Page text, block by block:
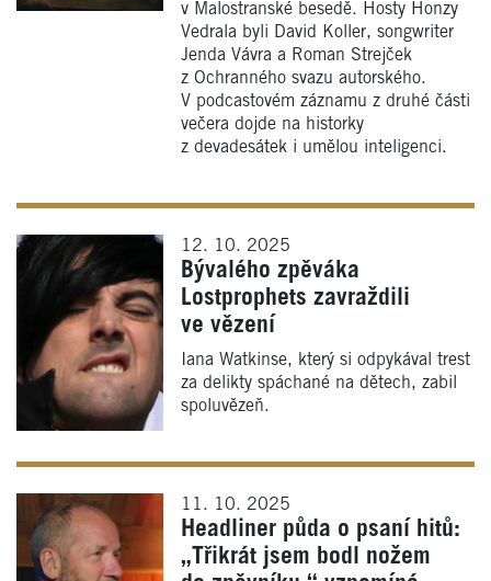
v Malostranské besedě. Hosty Honzy
Vedrala byli David Koller, songwriter
Jenda Vávra a Roman Strejček
z Ochranného svazu autorského.
V podcastovém záznamu z druhé části
večera dojde na historky
z devadesátek i umělou inteligenci.
12. 10. 2025
Bývalého zpěváka
Lostprophets zavraždili
ve vězení
Iana Watkinse, který si odpykával trest
za delikty spáchané na dětech, zabil
spoluvězeň.
11. 10. 2025
Headliner půda o psaní hitů:
„Třikrát jsem bodl nožem